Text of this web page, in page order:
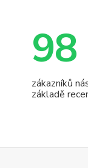
zákazníků
základě